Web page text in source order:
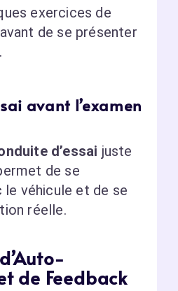
exercices de
de se présenter
avant l’examen
d’essai juste
de se
le véhicule et de se
réelle.
de Feedback